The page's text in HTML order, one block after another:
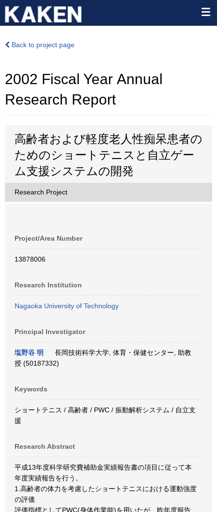
Back to project page
2002 Fiscal Year Annual
Research Report
高齢者および軽度老人性痴呆患者の
ためのショートテニスと自立ゲー
ム支援システムの開発
Research Project
Project/Area Number
13878006
Research Institution
Nagaoka University of Technology
Principal Investigator
塩野谷 明
長岡技術科学大学, 体育・保健センター, 助教
授 (50187332)
Keywords
ショートテニス / 高齢者 / PWC / 振動解析システム / 自立支
援
Research Abstract
平成13年度科学研究費補助金実績報告書の項目に従って本
年度実績報告を行う。
1.高齢者の体力を考慮したショートテニスにおける運動強度
の評価
評価指標としてPWC(身体作業能)を用いたが、昨年度報告